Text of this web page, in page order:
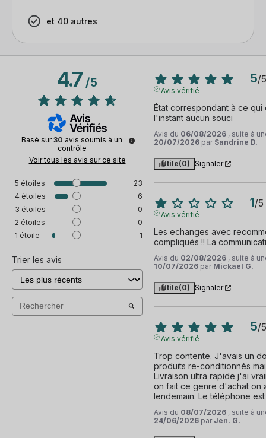
et 40 autres
4.7/5
Basé sur30 avis soumis à un
contrôle
Voir tous les avis sur ce site
5 étoiles
23
4 étoiles
6
3 étoiles
0
2 étoiles
0
1 étoile 1
Trier les avis
5/5
Avis vérifié
État correspondant à ce qui
l'instant aucun souci
Avis du 06/08/2026 , suite à
20/07/2026 par Sandrine D.
Utile(0) Signaler
1/5
Avis vérifié
Les echanges avec
compliqués !! La
Avis du 02/08/2026 , suite à
10/07/2026 par Mickael G.
Utile(0) Signaler
5/5
Avis vérifié
Trop contente. J'avais un
produits re-conditionnés
Livraison ultra rapide j'ai
on fait ce genre d'achat on
lendemain. Le téléphone
Avis du 08/07/2026 , suite à
24/06/2026 par Jen. G.